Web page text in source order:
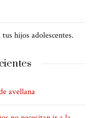
hijos adolescentes.
avellana